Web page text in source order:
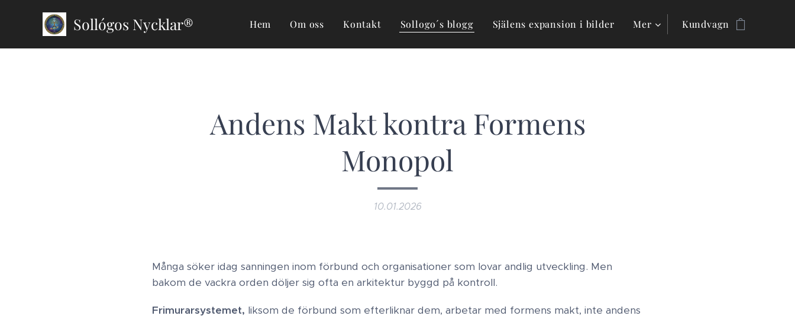
Sollógos Nycklar® Hem Om oss Kontakt Sollogo´s blogg Själens expansion i bilder Mer Kundvagn
Andens Makt kontra Formens
Monopol
10.01.2026
​Många söker idag sanningen inom förbund och organisationer som lovar andlig utveckling. Men
bakom de vackra orden döljer sig ofta en arkitektur byggd på kontroll.
Frimurarsystemet, liksom de förbund som efterliknar dem, arbetar med formens makt, inte andens